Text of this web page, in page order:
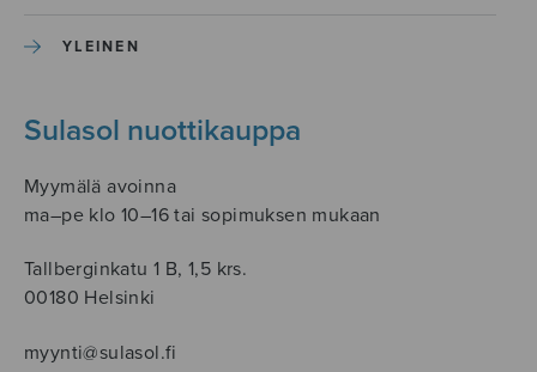
YLEINEN
Sulasol nuottikauppa
Myymälä avoinna
ma–pe klo 10–16 tai sopimuksen mukaan
Tallberginkatu 1 B, 1,5 krs.
00180 Helsinki
myynti@sulasol.fi